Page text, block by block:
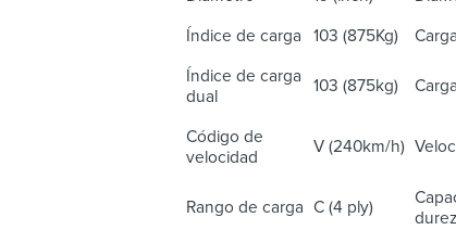
Índice de carga 103 (875Kg)
Índice de carga
dual
103 (875kg)
Código de
velocidad
V (240km/h)
Rango de carga C (4 ply)